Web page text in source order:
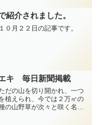
紹介されました。
月２２日の記事です。
キ 毎日新聞掲載
だの山を切り開かれ、一つ
植えられ、今では２万㎡の
の山野草が次々と咲く名所